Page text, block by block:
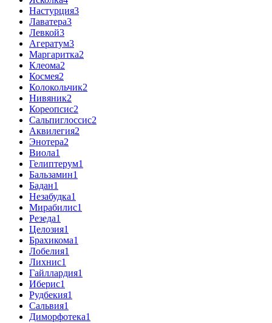
Настурция3
Лаватера3
Левкой3
Агератум3
Маргаритка2
Клеома2
Космея2
Колокольчик2
Нивяник2
Кореопсис2
Сальпиглоссис2
Аквилегия2
Энотера2
Виола1
Гелиптерум1
Бальзамин1
Бадан1
Незабудка1
Мирабилис1
Резеда1
Целозия1
Брахикома1
Лобелия1
Лихнис1
Гайллардия1
Иберис1
Рудбекия1
Сальвия1
Диморфотека1